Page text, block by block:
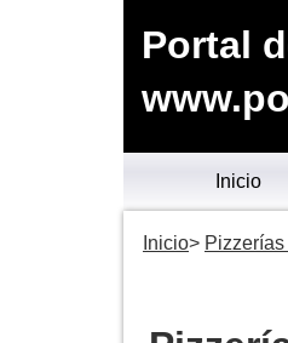
Portal
Inicio
Inicio Pizzerías